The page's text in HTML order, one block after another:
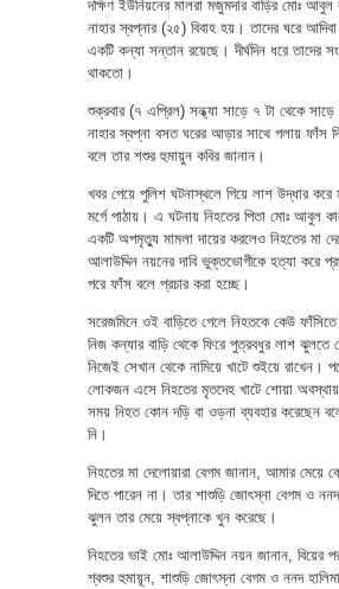
দক্ষিণ ইউনিয়নের মালরা মজুমদার বাড়ির মোঃ
নাহার স্বপ্নার (২৫) বিবাহ হয়। তাদের ঘরে
একটি কন্যা সন্তান রয়েছে। দীর্ঘদিন ধরে তাদের
থাকতো।
শুক্রবার (৭ এপ্রিল) সন্ধ্যা সাড়ে ৭ টা থেকে
নাহার স্বপ্না বসত ঘরের আড়ার সাথে গলায় ফাঁস
বলে তার শশুর হুমায়ুন কবির জানান।
খবর পেয়ে পুলিশ ঘটনাস্থলে গিয়ে লাশ উদ্ধার
মর্গে পাঠায়। এ ঘটনায় নিহতের পিতা মোঃ আবুল
একটি অপমৃত্যু মামলা দায়ের করলেও নিহতের মা
আলাউদ্দিন নয়নের দাবি ভুক্তভোগীকে হত্যা করে
পরে ফাঁস বলে প্রচার করা হচ্ছে।
সরেজমিনে ওই বাড়িতে গেলে নিহতকে কেউ
নিজ কন্যার বাড়ি থেকে ফিরে পুত্রবধুর লাশ ঝুলতে
নিজেই সেখান থেকে নামিয়ে খাটে শুইয়ে রাখেন।
লোকজন এসে নিহতের মৃতদেহ খাটে শোয়া
সময় নিহত কোন দড়ি বা ওড়না ব্যবহার করেছেন
নি।
নিহতের মা দেলোয়ারা বেগম জানান, আমার মেয়ে
দিতে পারেন না। তার শাশুড়ি জোৎস্না বেগম ও
ঝুলন তার মেয়ে স্বপ্নাকে খুন করেছে।
নিহতের ভাই মোঃ আলাউদ্দিন নয়ন জানান, বিয়ের
শ্বশুর হুমায়ূন, শাশুড়ি জোৎস্না বেগম ও ননদ